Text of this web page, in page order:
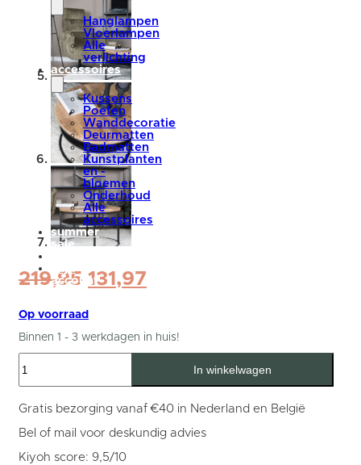
Hanglampen
Vloerlampen
Alle
verlichting
accessoires
Kussens
Poefen
Wanddecoratie
Deurmatten
Badmatten
Kunstplanten
en -
bloemen
Onderhoud
Alle
accessoires
summer
sale
Mijn
account
219,95 Oorspronkelijke
was:
219,95.
131,97
131,97.
Op voorraad
Binnen 1 - 3 werkdagen in huis!
Delhi
x
cm
In winkelwagen
Gratis bezorging vanaf €40 in Nederland en België
Bel of mail voor deskundig advies
Kiyoh score: 9,5/10